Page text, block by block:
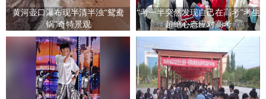
黄河壶口瀑布现半清半浊“鸳鸯
锅”奇特景观
“考一半突然发现自己在高考”考生
超绝心态应对高考